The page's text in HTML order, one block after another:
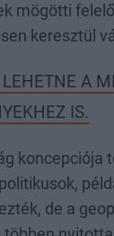
mögötti
keresztül
A
IS.
koncepciója
de a